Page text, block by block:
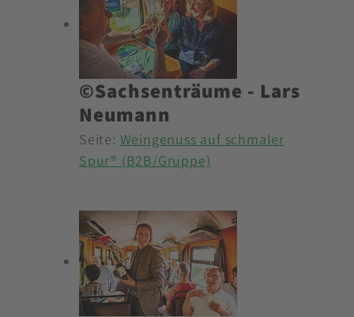
©Sachsenträume - Lars
Neumann
Seite: Weingenuss auf schmaler
Spur® (B2B/Gruppe)